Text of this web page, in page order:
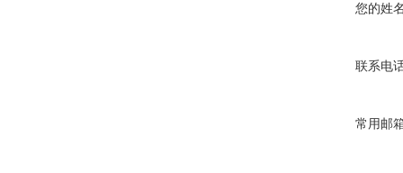
您的姓
联系电
常用邮